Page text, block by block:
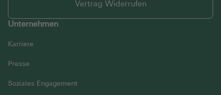
Vertrag Widerrufen
Unternehmen
Karriere
Presse
Soziales Engagement